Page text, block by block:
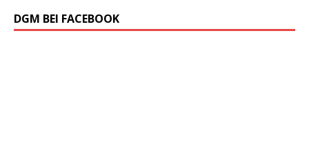
w
e
DGM BEI FACEBOOK